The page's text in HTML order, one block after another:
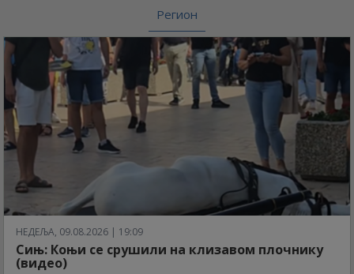
Регион
НЕДЕЉА, 09.08.2026 | 19:09
Сињ: Коњи се срушили на клизавом плочнику
(видео)